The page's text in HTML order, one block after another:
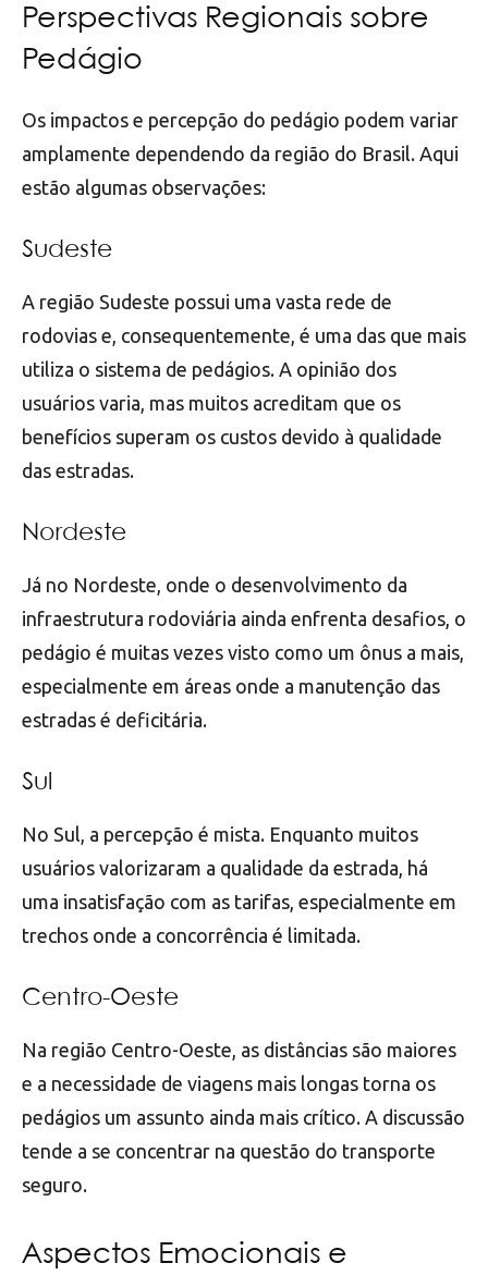
Perspectivas Regionais sobre
Pedágio
Os impactos e percepção do pedágio podem variar
amplamente dependendo da região do Brasil. Aqui
estão algumas observações:
Sudeste
A região Sudeste possui uma vasta rede de
rodovias e, consequentemente, é uma das que mais
utiliza o sistema de pedágios. A opinião dos
usuários varia, mas muitos acreditam que os
benefícios superam os custos devido à qualidade
das estradas.
Nordeste
Já no Nordeste, onde o desenvolvimento da
infraestrutura rodoviária ainda enfrenta desafios, o
pedágio é muitas vezes visto como um ônus a mais,
especialmente em áreas onde a manutenção das
estradas é deficitária.
Sul
No Sul, a percepção é mista. Enquanto muitos
usuários valorizaram a qualidade da estrada, há
uma insatisfação com as tarifas, especialmente em
trechos onde a concorrência é limitada.
Centro-Oeste
Na região Centro-Oeste, as distâncias são maiores
e a necessidade de viagens mais longas torna os
pedágios um assunto ainda mais crítico. A discussão
tende a se concentrar na questão do transporte
seguro.
Aspectos Emocionais e